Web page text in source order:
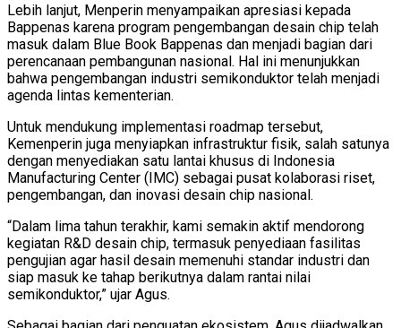
Lebih lanjut, Menperin menyampaikan apresiasi kepada
Bappenas karena program pengembangan desain chip telah
masuk dalam Blue Book Bappenas dan menjadi bagian dari
perencanaan pembangunan nasional. Hal ini menunjukkan
bahwa pengembangan industri semikonduktor telah menjadi
agenda lintas kementerian.
Untuk mendukung implementasi roadmap tersebut,
Kemenperin juga menyiapkan infrastruktur fisik, salah satunya
dengan menyediakan satu lantai khusus di Indonesia
Manufacturing Center (IMC) sebagai pusat kolaborasi riset,
pengembangan, dan inovasi desain chip nasional.
“Dalam lima tahun terakhir, kami semakin aktif mendorong
kegiatan R&D desain chip, termasuk penyediaan fasilitas
pengujian agar hasil desain memenuhi standar industri dan
siap masuk ke tahap berikutnya dalam rantai nilai
semikonduktor,” ujar Agus.